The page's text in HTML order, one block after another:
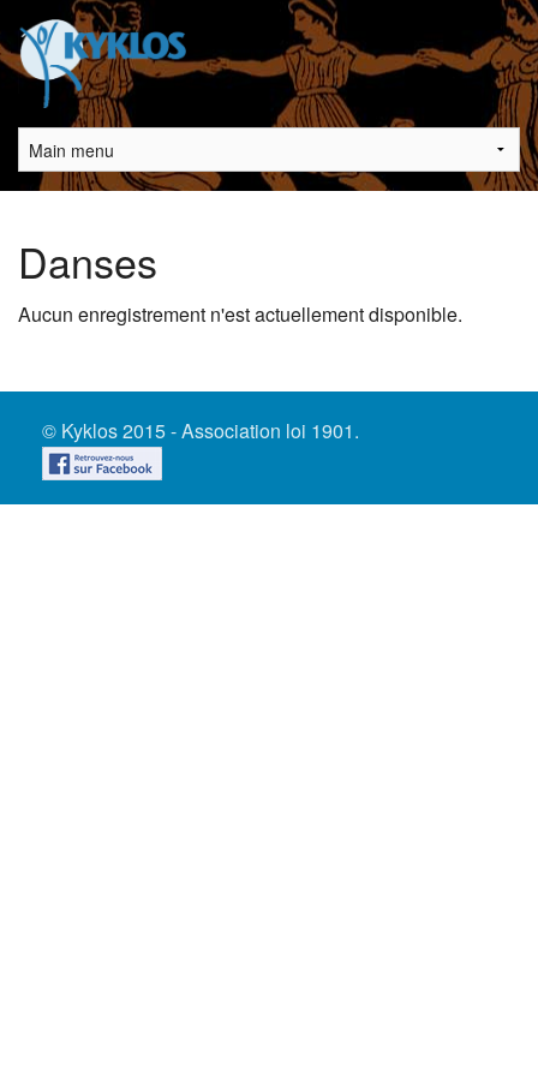
Aller au contenu principal
Main menu
Vous êtes ici
Danses
Aucun enregistrement n'est actuellement disponible.
© Kyklos 2015 - Association loi 1901.